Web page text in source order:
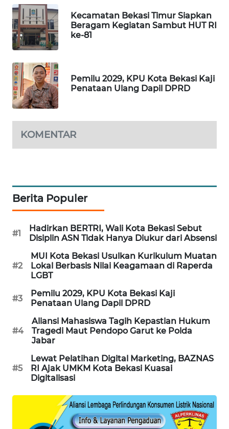
Kecamatan Bekasi Timur Siapkan
Beragam Kegiatan Sambut HUT RI
ke-81
Pemilu 2029, KPU Kota Bekasi Kaji
Penataan Ulang Dapil DPRD
KOMENTAR
Berita Populer
#1
Hadirkan BERTRI, Wali Kota Bekasi Sebut
Disiplin ASN Tidak Hanya Diukur dari Absensi
#2
MUI Kota Bekasi Usulkan Kurikulum Muatan
Lokal Berbasis Nilai Keagamaan di Raperda
LGBT
#3
Pemilu 2029, KPU Kota Bekasi Kaji
Penataan Ulang Dapil DPRD
#4
Aliansi Mahasiswa Tagih Kepastian Hukum
Tragedi Maut Pendopo Garut ke Polda
Jabar
#5
Lewat Pelatihan Digital Marketing, BAZNAS
RI Ajak UMKM Kota Bekasi Kuasai
Digitalisasi
NEWS
SIBARAGAS
NEWS
METRO
SIANTAR
NEWS
METRO
MEDAN
NEWS
NEWS
KARING
NEWS
JURNAL
MARITIM
HUMBANG
NEWS
GARONGGANG
NEWS